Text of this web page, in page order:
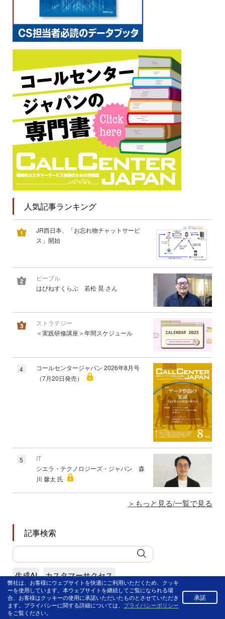
人気記事ランキング
JR西日本、「お忘れ物チャットサービ
ス」開始
ピープル
はぴねすくらぶ 若松 晃 さん
ストラテジー
＜実践研修講座＞年間スケジュール
4
コールセンタージャパン 2026年8月号
（7月20日発売）
5
IT
シエラ・テクノロジーズ・ジャパン 森
川 馨太 氏
もっと見る/一覧で見る
記事検索
生成AI
カスタマーサクセス
コンタクトセンターシステム
CX AI
BPO
チャットボット
ボイスボット 音声認識 業務効率化
弊社は、お客様にウェブサイトを快適にご利用いただくため、クッキ
ーを使用しています。本ウェブサイトを継続してご覧になられる場
合、お客様はクッキーの使用に承諾いただいたものとさせていただき
ます。プライバシーに関する詳細については、 プライバシーポリシー
をご覧ください。
承諾